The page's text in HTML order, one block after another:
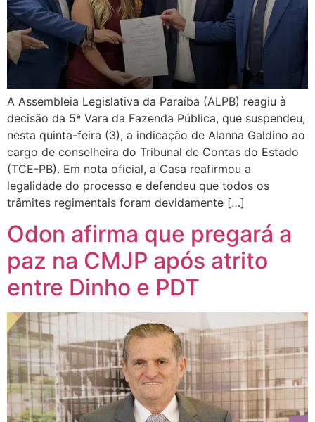
A Assembleia Legislativa da Paraíba (ALPB) reagiu à
decisão da 5ª Vara da Fazenda Pública, que suspendeu,
nesta quinta-feira (3), a indicação de Alanna Galdino ao
cargo de conselheira do Tribunal de Contas do Estado
(TCE-PB). Em nota oficial, a Casa reafirmou a
legalidade do processo e defendeu que todos os
trâmites regimentais foram devidamente […]
Odon afirma que pregará a
paz na CMJP após atrito
entre Dinho e PDT